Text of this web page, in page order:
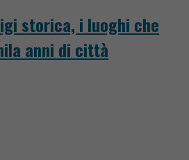
storica, i luoghi che
anni di città